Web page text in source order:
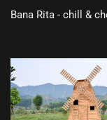
Bana Rita - chill &